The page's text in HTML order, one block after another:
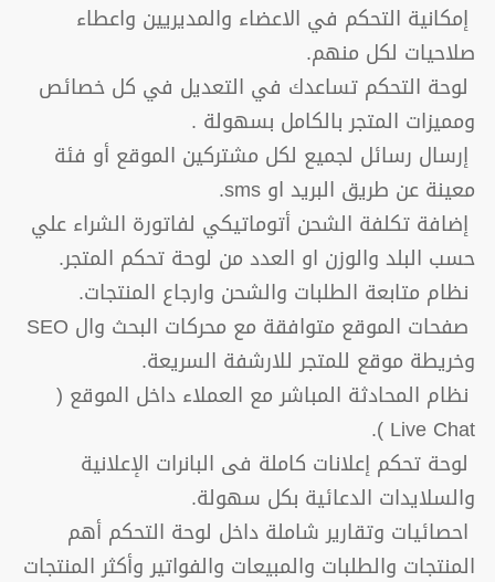
إمكانية التحكم في الاعضاء والمديريين واعطاء
صلاحيات لكل منهم.
لوحة التحكم تساعدك في التعديل في كل خصائص
ومميزات المتجر بالكامل بسهولة .
إرسال رسائل لجميع لكل مشتركين الموقع أو فئة
معينة عن طريق البريد او sms.
إضافة تكلفة الشحن أتوماتيكي لفاتورة الشراء علي
حسب البلد والوزن او العدد من لوحة تحكم المتجر.
نظام متابعة الطلبات والشحن وارجاع المنتجات.
صفحات الموقع متوافقة مع محركات البحث وال SEO
وخريطة موقع للمتجر للارشفة السريعة.
نظام المحادثة المباشر مع العملاء داخل الموقع (
Live Chat ).
لوحة تحكم إعلانات كاملة فى البانرات الإعلانية
والسلايدات الدعائية بكل سهولة.
احصائيات وتقارير شاملة داخل لوحة التحكم أهم
المنتجات والطلبات والمبيعات والفواتير وأكثر المنتجات